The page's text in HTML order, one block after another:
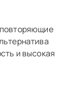
и высокая